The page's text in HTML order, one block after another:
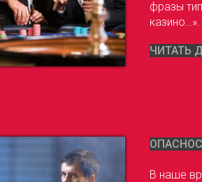
фразы
ЧИТАТЬ
В наше